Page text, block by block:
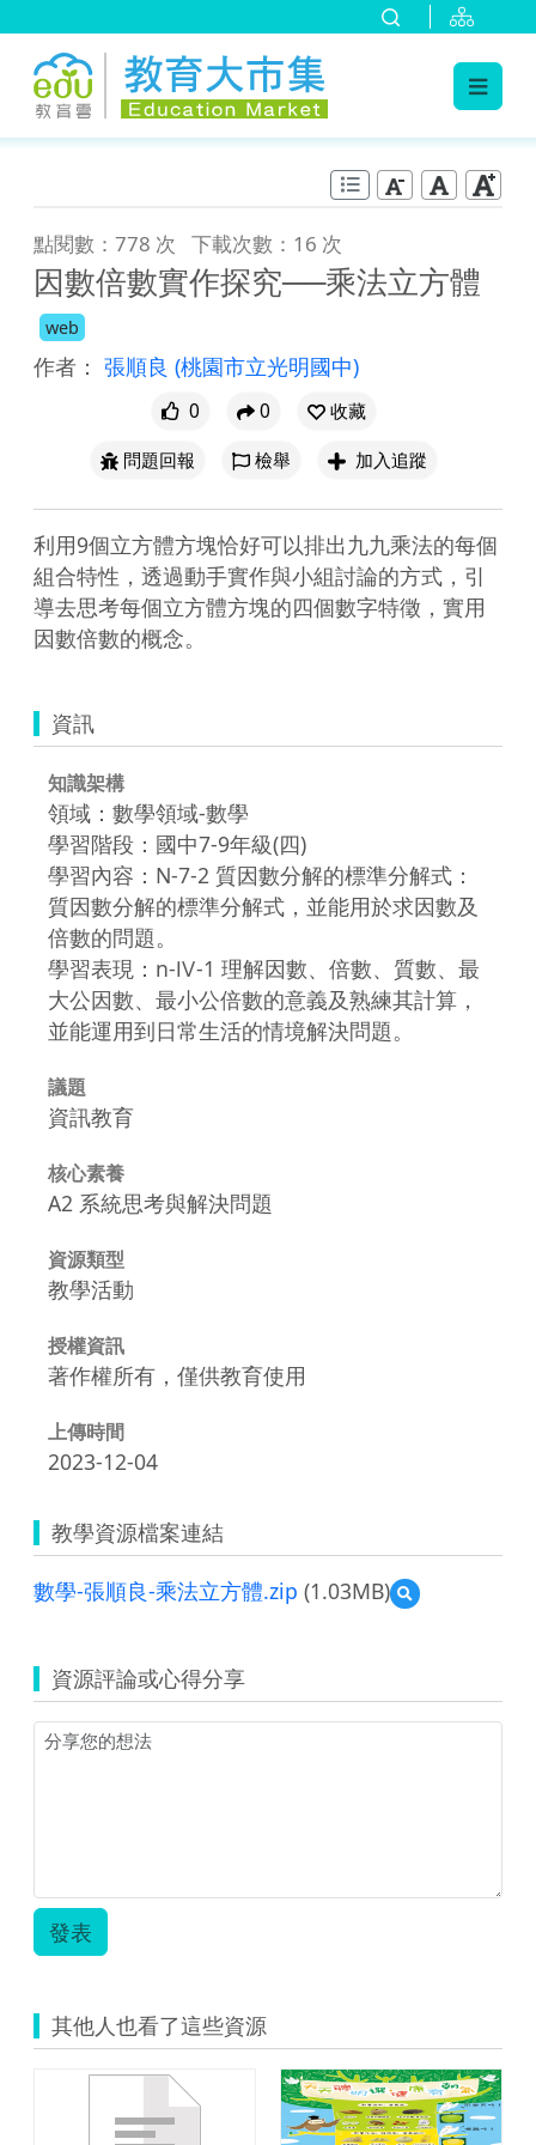
點閱數：778 次 下載次數：16 次
因數倍數實作探究──乘法立方體
web
作者： 張順良 (桃園市立光明國中)
0 0
收藏
問題回報
檢舉 加入追蹤
利用9個立方體方塊恰好可以排出九九乘法的每個
組合特性，透過動手實作與小組討論的方式，引
導去思考每個立方體方塊的四個數字特徵，實用
因數倍數的概念。
資訊
知識架構
領域：數學領域-數學
學習階段：國中7-9年級(四)
學習內容：N-7-2 質因數分解的標準分解式：
質因數分解的標準分解式，並能用於求因數及
倍數的問題。
學習表現：n-Ⅳ-1 理解因數、倍數、質數、最
大公因數、最小公倍數的意義及熟練其計算，
並能運用到日常生活的情境解決問題。
議題
資訊教育
核心素養
A2 系統思考與解決問題
資源類型
教學活動
授權資訊
著作權所有，僅供教育使用
上傳時間
2023-12-04
教學資源檔案連結
數學-張順良-乘法立方體.zip (1.03MB)
預
覽
順
良-
資源評論或心得分享
發表
其他人也看了這些資源